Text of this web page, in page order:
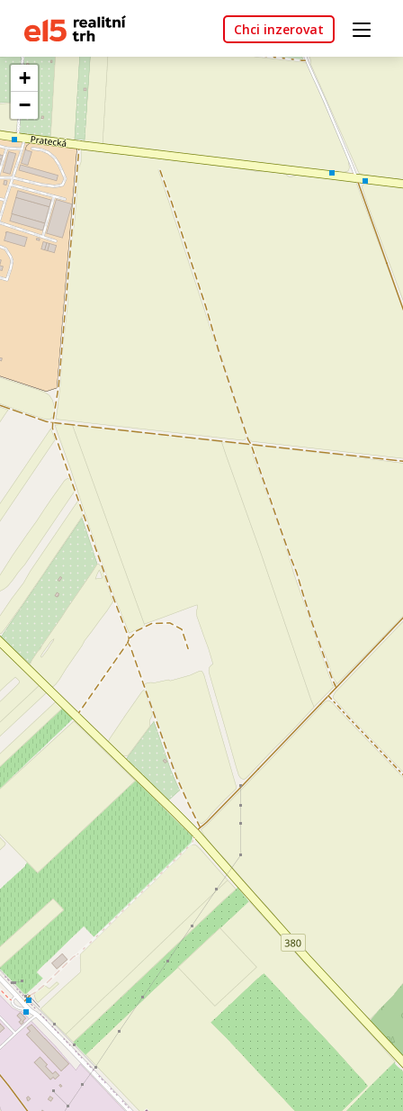
Chci inzerovat
+
−